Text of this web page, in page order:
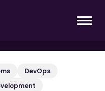
DevOps